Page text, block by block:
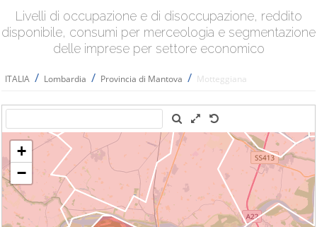
Livelli di occupazione e di disoccupazione, reddito
disponibile, consumi per merceologia e segmentazione
delle imprese per settore economico
ITALIA / Lombardia / Provincia di Mantova / Motteggiana